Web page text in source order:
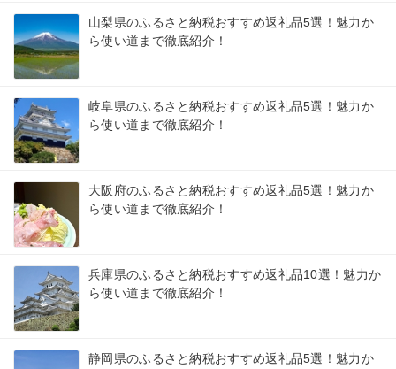
山梨県のふるさと納税おすすめ返礼品5選！魅力か
ら使い道まで徹底紹介！
岐阜県のふるさと納税おすすめ返礼品5選！魅力か
ら使い道まで徹底紹介！
大阪府のふるさと納税おすすめ返礼品5選！魅力か
ら使い道まで徹底紹介！
兵庫県のふるさと納税おすすめ返礼品10選！魅力か
ら使い道まで徹底紹介！
静岡県のふるさと納税おすすめ返礼品5選！魅力か